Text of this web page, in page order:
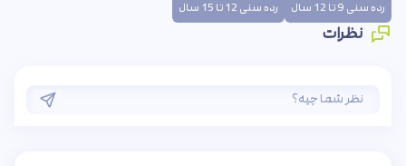
رده سنی 9 تا 12 سال رده سنی 12 تا 15 سال
نظرات